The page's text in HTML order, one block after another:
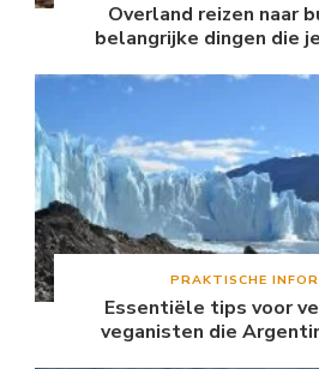
Overland reizen naar
belangrijke dingen die
PRAKTISCHE
Essentiële tips voor
veganisten die